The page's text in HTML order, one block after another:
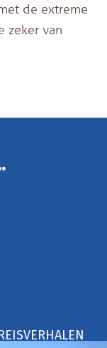
de extreme
zeker van